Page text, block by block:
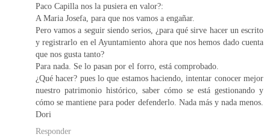
Paco Capilla nos la pusiera en valor?:
A Maria Josefa, para que nos vamos a engañar.
Pero vamos a seguir siendo serios, ¿para qué sirve hacer un escrito
y registrarlo en el Ayuntamiento ahora que nos hemos dado cuenta
que nos gusta tanto?
Para nada. Se lo pasan por el forro, está comprobado.
¿Qué hacer? pues lo que estamos haciendo, intentar conocer mejor
nuestro patrimonio histórico, saber cómo se está gestionando y
cómo se mantiene para poder defenderlo. Nada más y nada menos.
Dori
Responder